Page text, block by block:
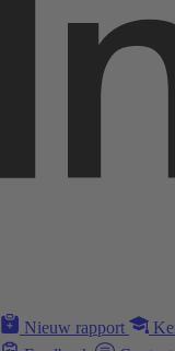
Nieuw rapport